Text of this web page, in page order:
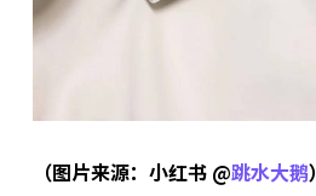
（图片来源：小红书 @跳水大鹅）